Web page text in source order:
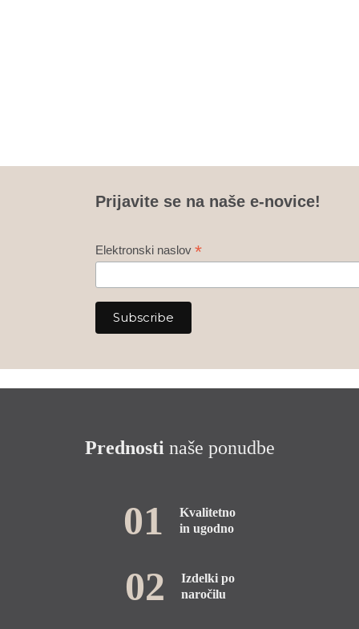
Prijavite se na naše e-novice!
Elektronski naslov *
Prednostinaše ponudbe
01
Kvalitetno
in ugodno
02
Izdelki po
naročilu